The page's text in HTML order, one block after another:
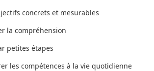
concrets et mesurables
la compréhension
petites étapes
les compétences à la vie quotidienne